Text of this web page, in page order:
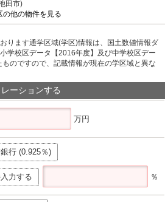
田市)
の他の物件を見る
ります通学区域(学区)情報は、国土数値情報ダ
学校区データ【2016年度】及び中学校区デー
のですので、記載情報が現在の学区域と異な
ーションする
万円
行 (0.925％)
力する ％